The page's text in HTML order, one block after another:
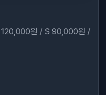
원 / S 90,000원 /